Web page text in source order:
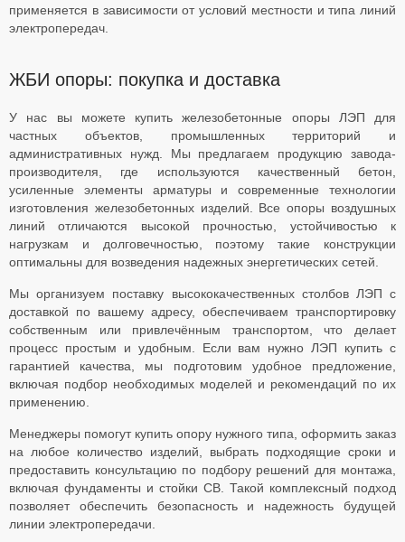
применяется в зависимости от условий местности и типа линий
электропередач.
ЖБИ опоры: покупка и доставка
У нас вы можете купить железобетонные опоры ЛЭП для
частных объектов, промышленных территорий и
административных нужд. Мы предлагаем продукцию завода-
производителя, где используются качественный бетон,
усиленные элементы арматуры и современные технологии
изготовления железобетонных изделий. Все опоры воздушных
линий отличаются высокой прочностью, устойчивостью к
нагрузкам и долговечностью, поэтому такие конструкции
оптимальны для возведения надежных энергетических сетей.
Мы организуем поставку высококачественных столбов ЛЭП с
доставкой по вашему адресу, обеспечиваем транспортировку
собственным или привлечённым транспортом, что делает
процесс простым и удобным. Если вам нужно ЛЭП купить с
гарантией качества, мы подготовим удобное предложение,
включая подбор необходимых моделей и рекомендаций по их
применению.
Менеджеры помогут купить опору нужного типа, оформить заказ
на любое количество изделий, выбрать подходящие сроки и
предоставить консультацию по подбору решений для монтажа,
включая фундаменты и стойки СВ. Такой комплексный подход
позволяет обеспечить безопасность и надежность будущей
линии электропередачи.